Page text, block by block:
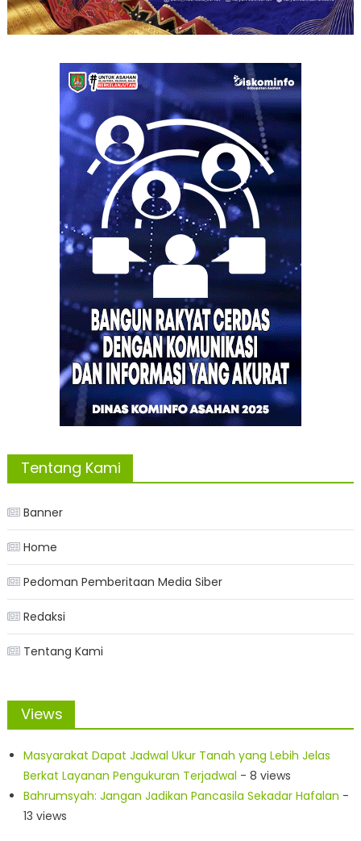
Tentang Kami
Banner
Home
Pedoman Pemberitaan Media Siber
Redaksi
Tentang Kami
Views
Masyarakat Dapat Jadwal Ukur Tanah yang Lebih Jelas
Berkat Layanan Pengukuran Terjadwal - 8 views
Bahrumsyah: Jangan Jadikan Pancasila Sekadar Hafalan -
13 views